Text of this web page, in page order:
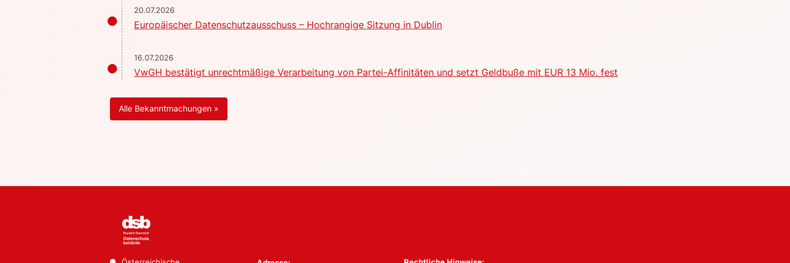
20.07.2026
Europäischer Datenschutzausschuss – Hochrangige Sitzung in Dublin
16.07.2026
VwGH bestätigt unrechtmäßige Verarbeitung von Partei-Affinitäten und setzt Geldbuße mit EUR 13 Mio. fest
Alle Bekanntmachungen »